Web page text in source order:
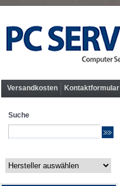
Versandkosten Kontaktformular
Suche